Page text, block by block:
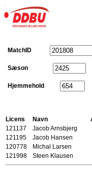
MatchID
Sæson
Hjemmehold
Licens Navn
121137
Jacob Arnsbjerg
121195
Jacob Hansen
120778
Michal Larsen
121998
Steen Klausen